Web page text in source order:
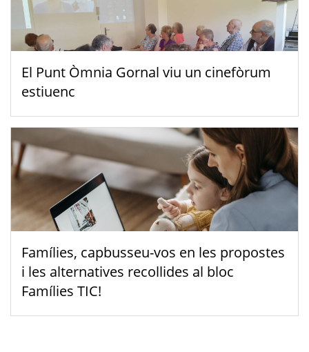
El Punt Òmnia Gornal viu un cinefòrum
estiuenc
Famílies, capbusseu-vos en les propostes
i les alternatives recollides al bloc
Famílies TIC!